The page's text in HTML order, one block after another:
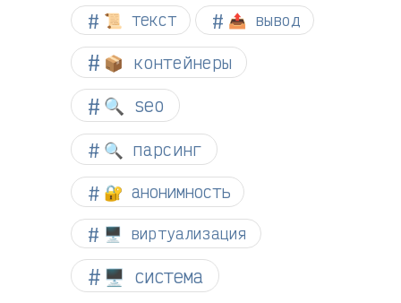
📜 текст 📤 вывод
📦 контейнеры
🔍 seo
🔍 парсинг
🔐 анонимность
🖥️ виртуализация
🖥️ система